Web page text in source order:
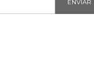
ENVIAR